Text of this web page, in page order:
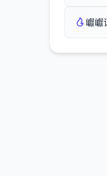
巘巘